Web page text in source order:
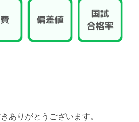
ありがとうございます。